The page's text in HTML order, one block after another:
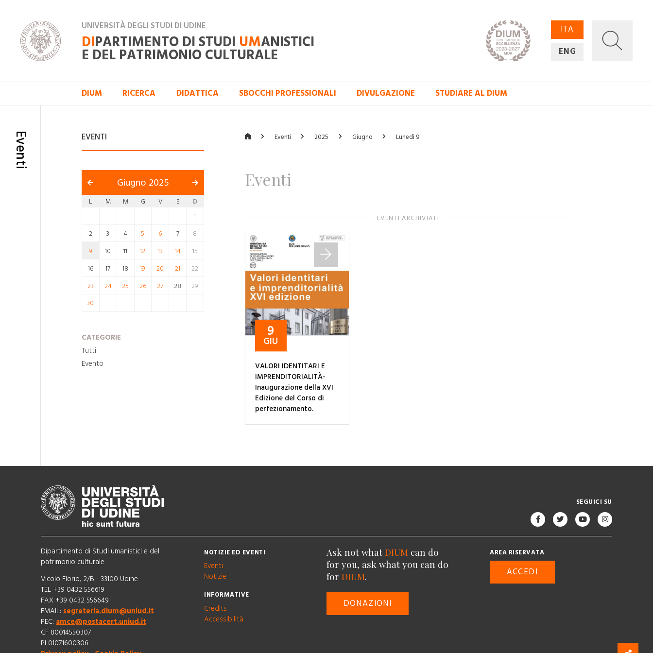
UNIVERSITÀ DEGLI STUDI DI UDINE
DIPARTIMENTO DI STUDI UMANISTICI
E DEL PATRIMONIO CULTURALE
ITA
ENG
DIUM RICERCA DIDATTICA SBOCCHI PROFESSIONALI DIVULGAZIONE STUDIARE AL DIUM
Eventi EVENTI
Giugno 2025
L M M G V S
D
1
2
3 4 5 6 7
8
9
10 11 12 13 14
15
16
17 18 19 20 21
22
23
24 25 26 27 28
29
30
CATEGORIE
Tutti
Evento
Eventi 2025 Giugno Lunedì 9
Eventi
EVENTI ARCHIVIATI
9
GIU
VALORI IDENTITARI E
IMPRENDITORIALITÀ-
Inaugurazione della XVI
Edizione del Corso di
perfezionamento.
SEGUICI SU
Dipartimento di Studi umanistici e del
patrimonio culturale
Vicolo Florio, 2/B - 33100 Udine
TEL +39 0432 556619
FAX +39 0432 556649
EMAIL: segreteria.dium@uniud.it
PEC: amce@postacert.uniud.it
CF 80014550307
PI 01071600306
NOTIZIE ED EVENTI
Eventi
Notizie
INFORMATIVE
Credits
Accessibilità
Ask not what DIUM can do
for you, ask what you can do
for DIUM.
DONAZIONI
AREA RISERVATA
ACCEDI